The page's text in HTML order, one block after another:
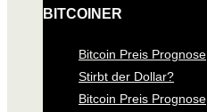
BITCOINER
Bitcoin Preis Prognose
Stirbt der Dollar?
Bitcoin Preis Prognose